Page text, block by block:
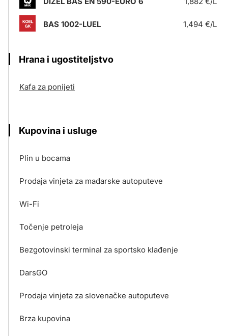
BAS 1002-LUEL 1,494 €/L
Hrana i ugostiteljstvo
Kafa za ponijeti
Kupovina i usluge
Plin u bocama
Prodaja vinjeta za mađarske autoputeve
Wi-Fi
Točenje petroleja
Bezgotovinski terminal za sportsko klađenje
DarsGO
Prodaja vinjeta za slovenačke autoputeve
Brza kupovina